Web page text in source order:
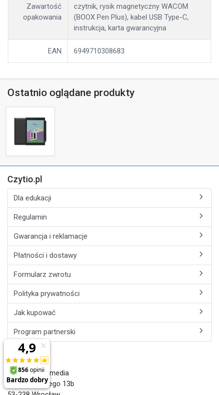
Zawartość
opakowania
czytnik, rysik magnetyczny WACOM
(BOOX Pen Plus), kabel USB Type-C,
instrukcja, karta gwarancyjna
EAN 6949710308683
Ostatnio oglądane produkty
Czytio.pl
Dla edukacji
Regulamin
Gwarancja i reklamacje
Płatności i dostawy
Formularz zwrotu
Polityka prywatności
Jak kupować
Program partnerski
Kontakt
Czytio.pl / 71media
ul. Ostrowskiego 13b